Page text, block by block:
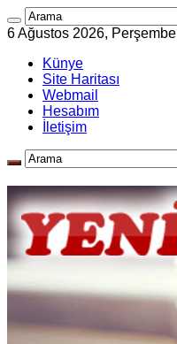
6 Ağustos 2026, Perşembe
Künye
Site Haritası
Webmail
Hesabım
İletişim